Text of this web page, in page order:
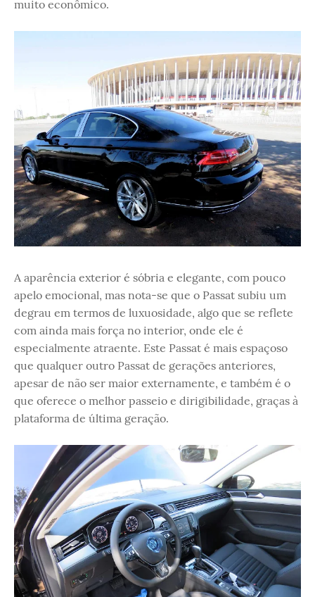
muito econômico.
A aparência exterior é sóbria e elegante, com pouco
apelo emocional, mas nota-se que o Passat subiu um
degrau em termos de luxuosidade, algo que se reflete
com ainda mais força no interior, onde ele é
especialmente atraente. Este Passat é mais espaçoso
que qualquer outro Passat de gerações anteriores,
apesar de não ser maior externamente, e também é o
que oferece o melhor passeio e dirigibilidade, graças à
plataforma de última geração.